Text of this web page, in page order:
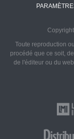
Toute reproduction
procédé que ce soit,
de l'éditeur ou du